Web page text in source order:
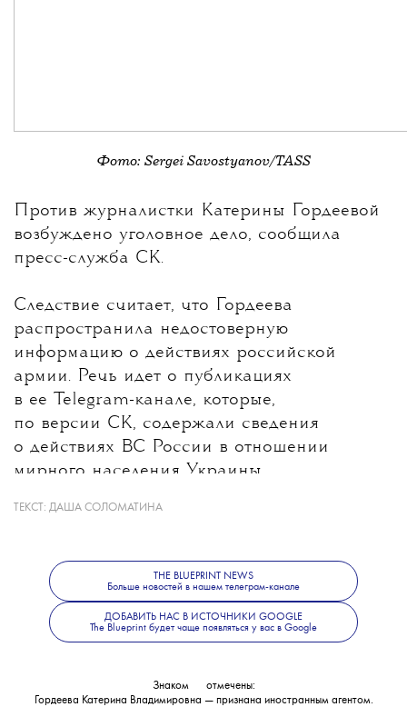
Фото: Sergei Savostyanov/TASS
Против журналистки Катерины Гордеевой
возбуждено уголовное дело, сообщила
пресс-служба СК.
Следствие считает, что Гордеева
распространила недостоверную
информацию о действиях российской
армии. Речь идет о публикациях
в ее Telegram-канале, которые,
по версии СК, содержали сведения
о действиях ВС России в отношении
мирного населения Украины.
Какие именно материалы стали
не уточнило. В Следственном комитете
также сообщили, что решается вопрос
об объявлении журналистки
в международный розыск.
ТЕКСТ: ДАША СОЛОМАТИНА
THE BLUEPRINT NEWS
Больше новостей в нашем телеграм-канале
ДОБАВИТЬ НАС В ИСТОЧНИКИ GOOGLE
The Blueprint будет чаще появляться у вас в Google
Знаком
отмечены:
Гордеева Катерина Владимировна — признана иностранным агентом.